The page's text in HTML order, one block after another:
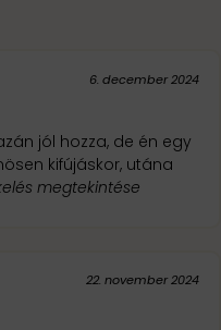
6. december 2024
jól hozza, de én egy
kifújáskor, utána
megtekintése
22. november 2024